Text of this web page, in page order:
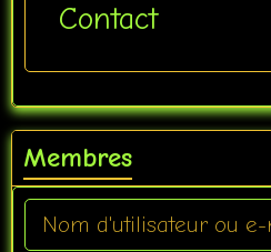
Contact
Membres